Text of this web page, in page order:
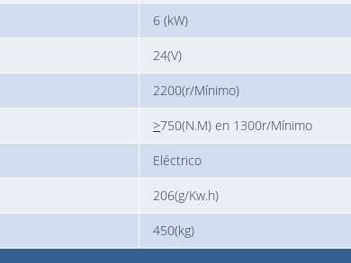
6 (kW)
24(V)
2200(r/Mínimo)
>750(N.M) en 1300r/Mínimo
Eléctrico
206(g/Kw.h)
450(kg)